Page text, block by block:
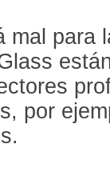
mal para
por